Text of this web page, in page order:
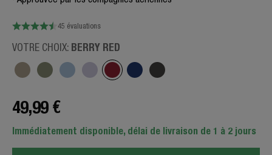
45 évaluations
VOTRE CHOIX: BERRY RED
49,99 €
Immédiatement disponible, délai de livraison de 1 à 2 jours